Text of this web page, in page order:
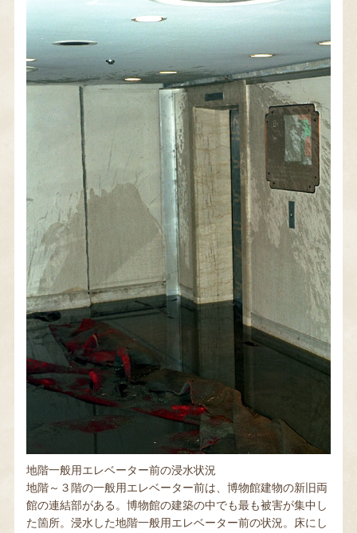
地階一般用エレベーター前の浸水状況
地階～３階の一般用エレベーター前は、博物館建物の新旧両
館の連結部がある。博物館の建築の中でも最も被害が集中し
た箇所。浸水した地階一般用エレベーター前の状況。床にし